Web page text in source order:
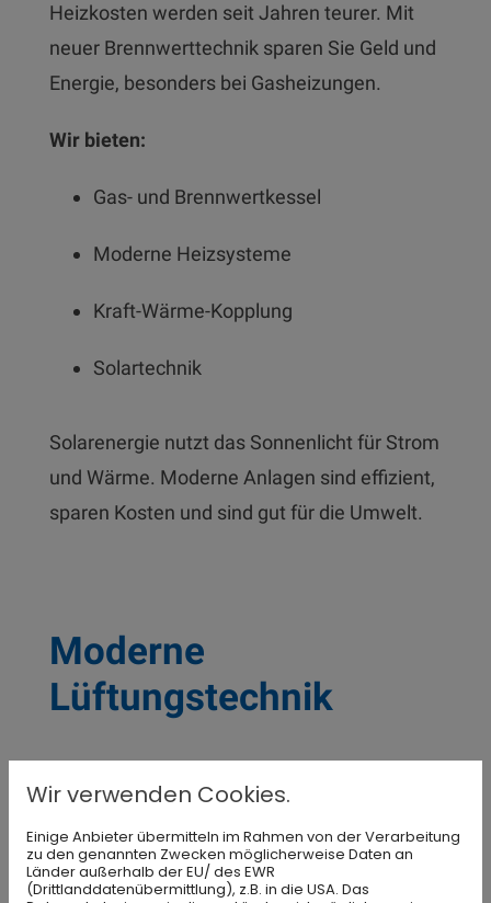
Heizkosten werden seit Jahren teurer. Mit
neuer Brennwerttechnik sparen Sie Geld und
Energie, besonders bei Gasheizungen.
Wir bieten:
Gas- und Brennwertkessel
Moderne Heizsysteme
Kraft-Wärme-Kopplung
Solartechnik
Solarenergie nutzt das Sonnenlicht für Strom
und Wärme. Moderne Anlagen sind effizient,
sparen Kosten und sind gut für die Umwelt.
Moderne
Lüftungstechnik
Lüftungstechnik sparen Sie Energie – zu
Hause und im Betrieb.
Wir verwenden Cookies.
Einige Anbieter übermitteln im Rahmen von der Verarbeitung
zu den genannten Zwecken möglicherweise Daten an
Länder außerhalb der EU/ des EWR
(Drittlanddatenübermittlung), z.B. in die USA. Das